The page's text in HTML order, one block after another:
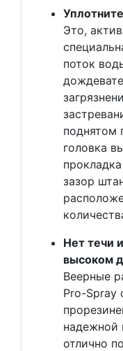
Это,
поток
поднятом
головка
зазор
Нет течи
высоком
Веерные
Pro-Spray
надежной
отлично